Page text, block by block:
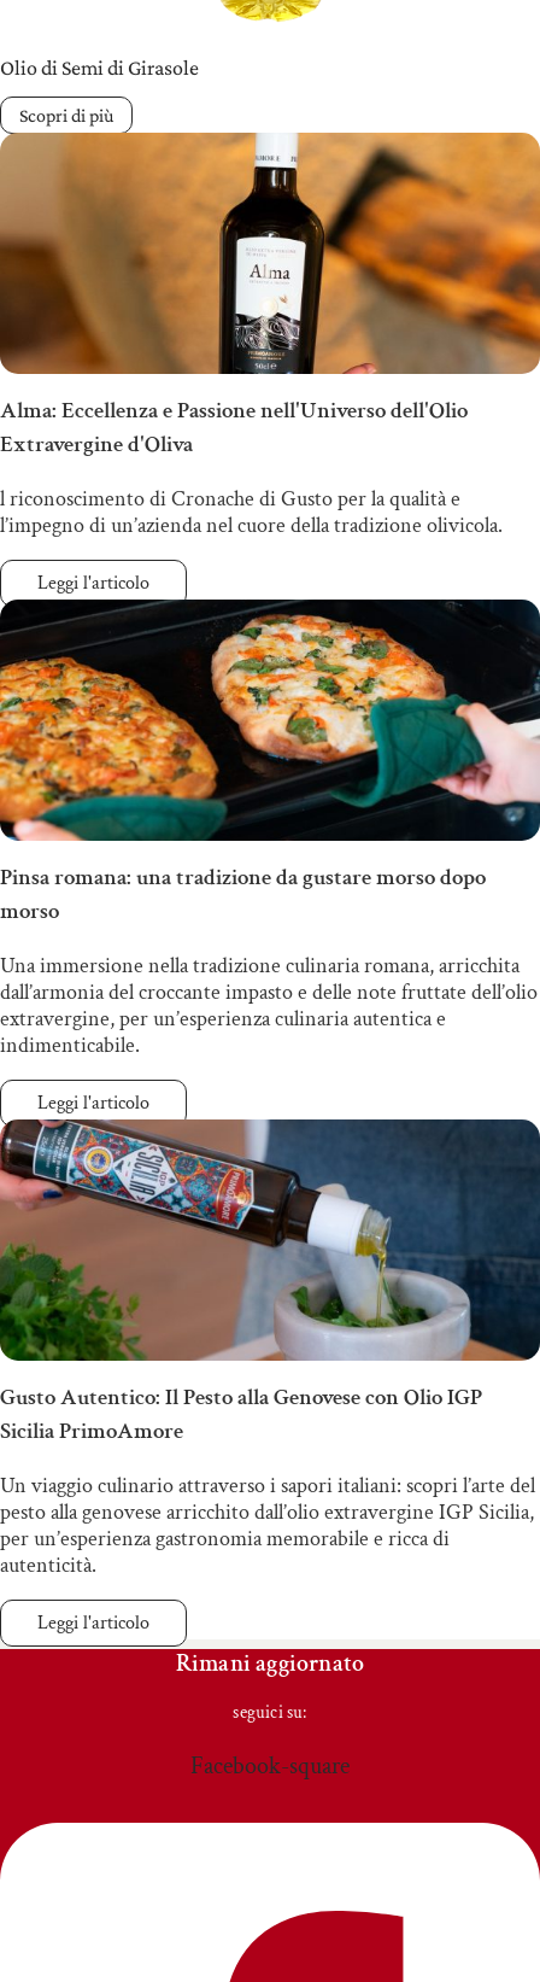
Olio di Semi di Girasole
Scopri di più
Alma: Eccellenza e Passione nell'Universo dell'Olio
Extravergine d'Oliva
l riconoscimento di Cronache di Gusto per la qualità e
l’impegno di un’azienda nel cuore della tradizione olivicola.
Leggi l'articolo
Pinsa romana: una tradizione da gustare morso dopo
morso
Una immersione nella tradizione culinaria romana, arricchita
dall’armonia del croccante impasto e delle note fruttate dell’olio
extravergine, per un’esperienza culinaria autentica e
indimenticabile.
Leggi l'articolo
Gusto Autentico: Il Pesto alla Genovese con Olio IGP
Sicilia PrimoAmore
Un viaggio culinario attraverso i sapori italiani: scopri l’arte del
pesto alla genovese arricchito dall’olio extravergine IGP Sicilia,
per un’esperienza gastronomia memorabile e ricca di
autenticità.
Leggi l'articolo
Rimani aggiornato
seguici su:
Facebook-square